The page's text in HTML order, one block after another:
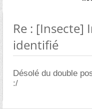
Re : [Insecte]
identifié
Désolé du double
:/